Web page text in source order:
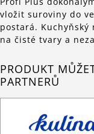
vložit suroviny do
postará. Kuchyňský
na čisté tvary a
PRODUKT
PARTNERŮ